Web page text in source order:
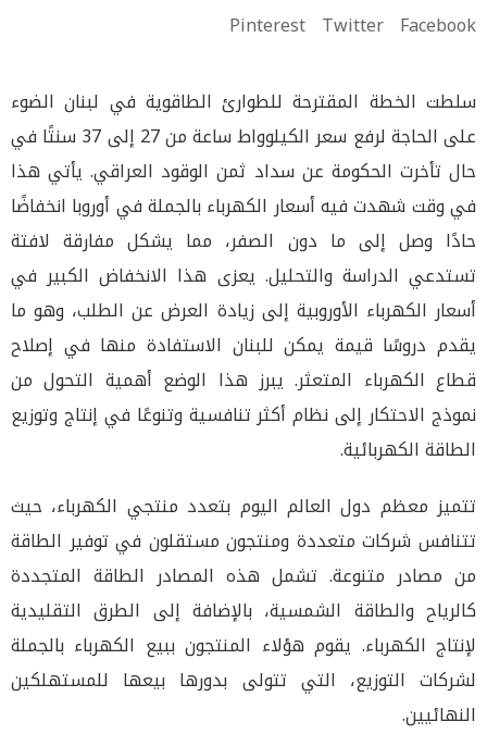
Facebook
Twitter
Pinterest
سلطت الخطة المقترحة للطوارئ الطاقوية في لبنان الضوء
على الحاجة لرفع سعر الكيلوواط ساعة من 27 إلى 37 سنتًا في
حال تأخرت الحكومة عن سداد ثمن الوقود العراقي. يأتي هذا
في وقت شهدت فيه أسعار الكهرباء بالجملة في أوروبا انخفاضًا
حادًا وصل إلى ما دون الصفر، مما يشكل مفارقة لافتة
تستدعي الدراسة والتحليل. يعزى هذا الانخفاض الكبير في
أسعار الكهرباء الأوروبية إلى زيادة العرض عن الطلب، وهو ما
يقدم دروسًا قيمة يمكن للبنان الاستفادة منها في إصلاح
قطاع الكهرباء المتعثر. يبرز هذا الوضع أهمية التحول من
نموذج الاحتكار إلى نظام أكثر تنافسية وتنوعًا في إنتاج وتوزيع
الطاقة الكهربائية.
تتميز معظم دول العالم اليوم بتعدد منتجي الكهرباء، حيث
تتنافس شركات متعددة ومنتجون مستقلون في توفير الطاقة
من مصادر متنوعة. تشمل هذه المصادر الطاقة المتجددة
كالرياح والطاقة الشمسية، بالإضافة إلى الطرق التقليدية
لإنتاج الكهرباء. يقوم هؤلاء المنتجون ببيع الكهرباء بالجملة
لشركات التوزيع، التي تتولى بدورها بيعها للمستهلكين
النهائيين.